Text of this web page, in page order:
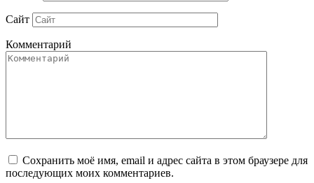
Сайт
Комментарий
Сохранить моё имя, email и адрес сайта в этом браузере для
последующих моих комментариев.